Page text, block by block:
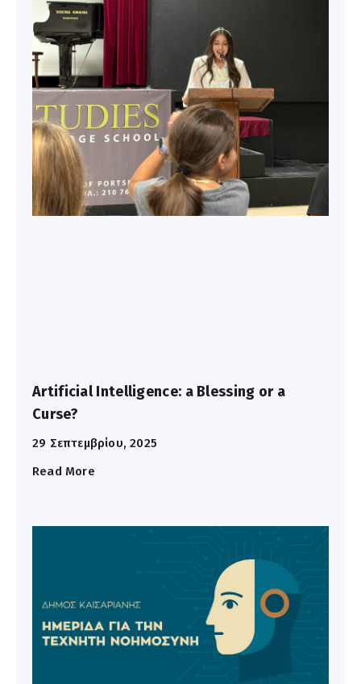
Artificial Intelligence: a Blessing or a
Curse?
29 Σεπτεμβρίου, 2025
Read More